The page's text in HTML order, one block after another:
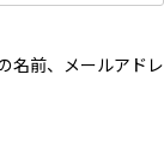
名前、メールアドレ